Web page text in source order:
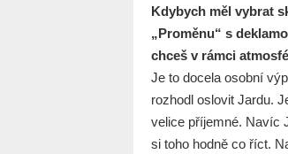
Kdybych měl vybrat
„Proměnu“ s
chceš v rámci
Je to docela osobní
rozhodl oslovit Jardu.
velice příjemné. Navíc
si toho hodně co říct.